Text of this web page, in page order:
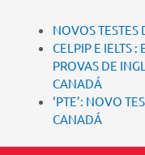
NOVOS TESTES
CELPIP E IELTS
PROVAS DE
CANADÁ
‘PTE’: NOVO
CANADÁ